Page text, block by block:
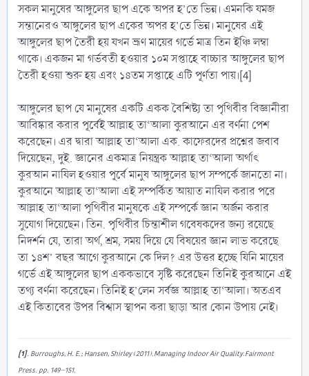
সকল মানুষের আঙ্গুলের ছাপ একে অপর হ’তে ভিন্ন। এমনকি যমজ
সন্তানেরও আঙ্গুলের ছাপ একের অপর হ’তে ভিন্ন। মানুষের এই
আঙ্গুলের ছাপ তৈরী হয় যখন ভ্রূণ মায়ের গর্ভে মাত্র তিন ইঞ্চি লম্বা
থাকে। একজন মা গর্ভবতী হওয়ার ১০ম সপ্তাহে বাচ্চার আঙ্গুলের ছাপ
তৈরী হওয়া শুরু হয় এবং ১৪তম সপ্তাহে এটি পূর্ণতা পায়।[4]
আঙ্গুলের ছাপ যে মানুষের একটি একক বৈশিষ্ট্য তা পৃথিবীর বিজ্ঞানীরা
আবিষ্কার করার পূর্বেই আল্লাহ তা‘আলা কুরআনে এর বর্ণনা পেশ
করেছেন। এর দ্বারা আল্লাহ তা‘আলা এক. কাফেরদের প্রশ্নের জবাব
দিয়েছেন, দুই. জ্ঞানের একমাত্র নিয়ন্ত্রক আল্লাহ তা‘আলা অর্থাৎ
কুরআন নাযিল হওয়ার পূর্বে মানুষ আঙ্গুলের ছাপ সম্পর্কে জানতো না।
কুরআনে আল্লাহ তা‘আলা এই সম্পর্কিত আয়াত নাযিল করার পরে
আল্লাহ তা‘আলা পৃথিবীর মানুষকে এই সম্পর্কে জ্ঞান অর্জন করার
সুযোগ দিয়েছেন। তিন. পৃথিবীর চিন্তাশীল গবেষকদের জন্য রয়েছে
নিদর্শন যে, তারা অর্থ, শ্রম, সময় দিয়ে যে বিষয়ের জ্ঞান লাভ করেছে
তা ১৪শ’ বছর আগে কুরআনে কে দিল? এর উত্তর হচ্ছে যিনি মায়ের
গর্ভে এই আঙ্গুলের ছাপ এককভাবে সৃষ্টি করেছেন তিনিই কুরআনে এই
তথ্য বর্ণনা করেছেন। তিনিই হ’লেন সর্বজ্ঞ আল্লাহ তা‘আলা। অতএব
এই কিতাবের উপর বিশ্বাস স্থাপন করা ছাড়া আর কোন উপায় নেই।
[1]. Burroughs, H. E.; Hansen, Shirley (2011).Managing Indoor Air Quality.Fairmont
Press. pp. 149–151.